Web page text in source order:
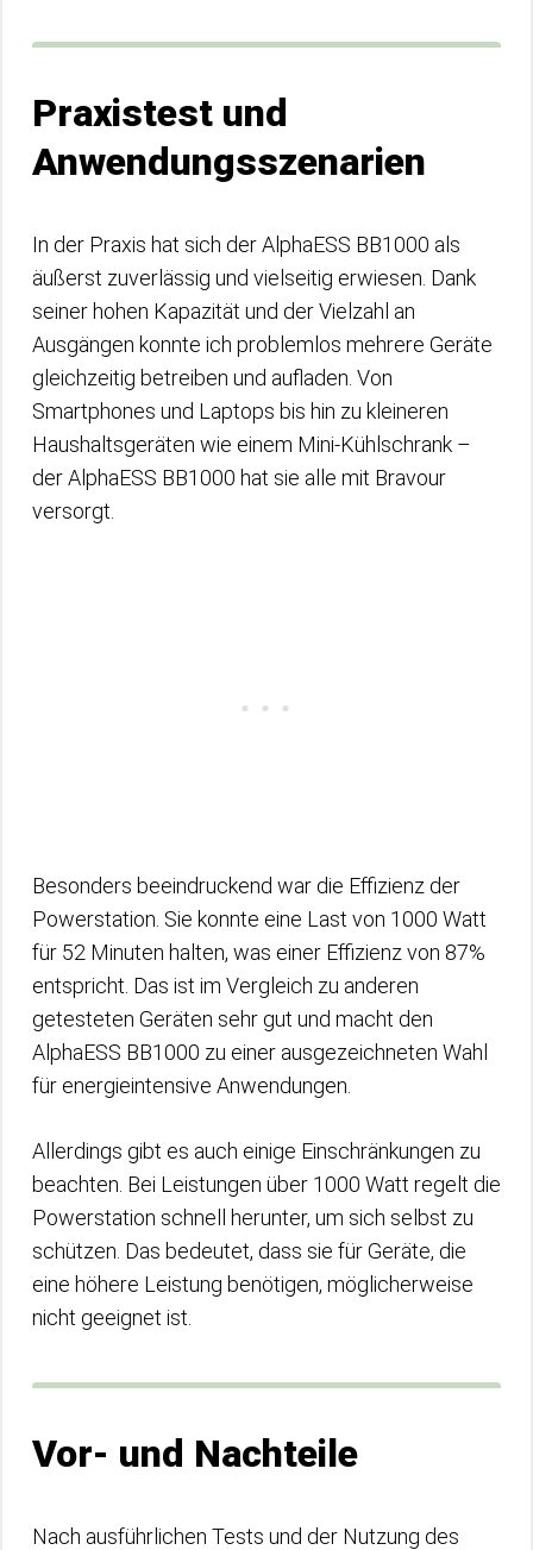
Praxistest und
Anwendungsszenarien
In der Praxis hat sich der AlphaESS BB1000 als
äußerst zuverlässig und vielseitig erwiesen. Dank
seiner hohen Kapazität und der Vielzahl an
Ausgängen konnte ich problemlos mehrere Geräte
gleichzeitig betreiben und aufladen. Von
Smartphones und Laptops bis hin zu kleineren
Haushaltsgeräten wie einem Mini-Kühlschrank –
der AlphaESS BB1000 hat sie alle mit Bravour
versorgt.
Besonders beeindruckend war die Effizienz der
Powerstation. Sie konnte eine Last von 1000 Watt
für 52 Minuten halten, was einer Effizienz von 87%
entspricht. Das ist im Vergleich zu anderen
getesteten Geräten sehr gut und macht den
AlphaESS BB1000 zu einer ausgezeichneten Wahl
für energieintensive Anwendungen.
Allerdings gibt es auch einige Einschränkungen zu
beachten. Bei Leistungen über 1000 Watt regelt die
Powerstation schnell herunter, um sich selbst zu
schützen. Das bedeutet, dass sie für Geräte, die
eine höhere Leistung benötigen, möglicherweise
nicht geeignet ist.
Vor- und Nachteile
Nach ausführlichen Tests und der Nutzung des